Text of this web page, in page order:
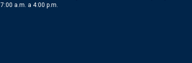
7:00 a.m. a 4:00 p.m.